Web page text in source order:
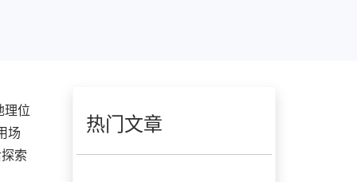
理位
场
索
热门文章